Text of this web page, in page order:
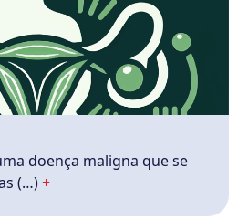
doença maligna que se
(…)+